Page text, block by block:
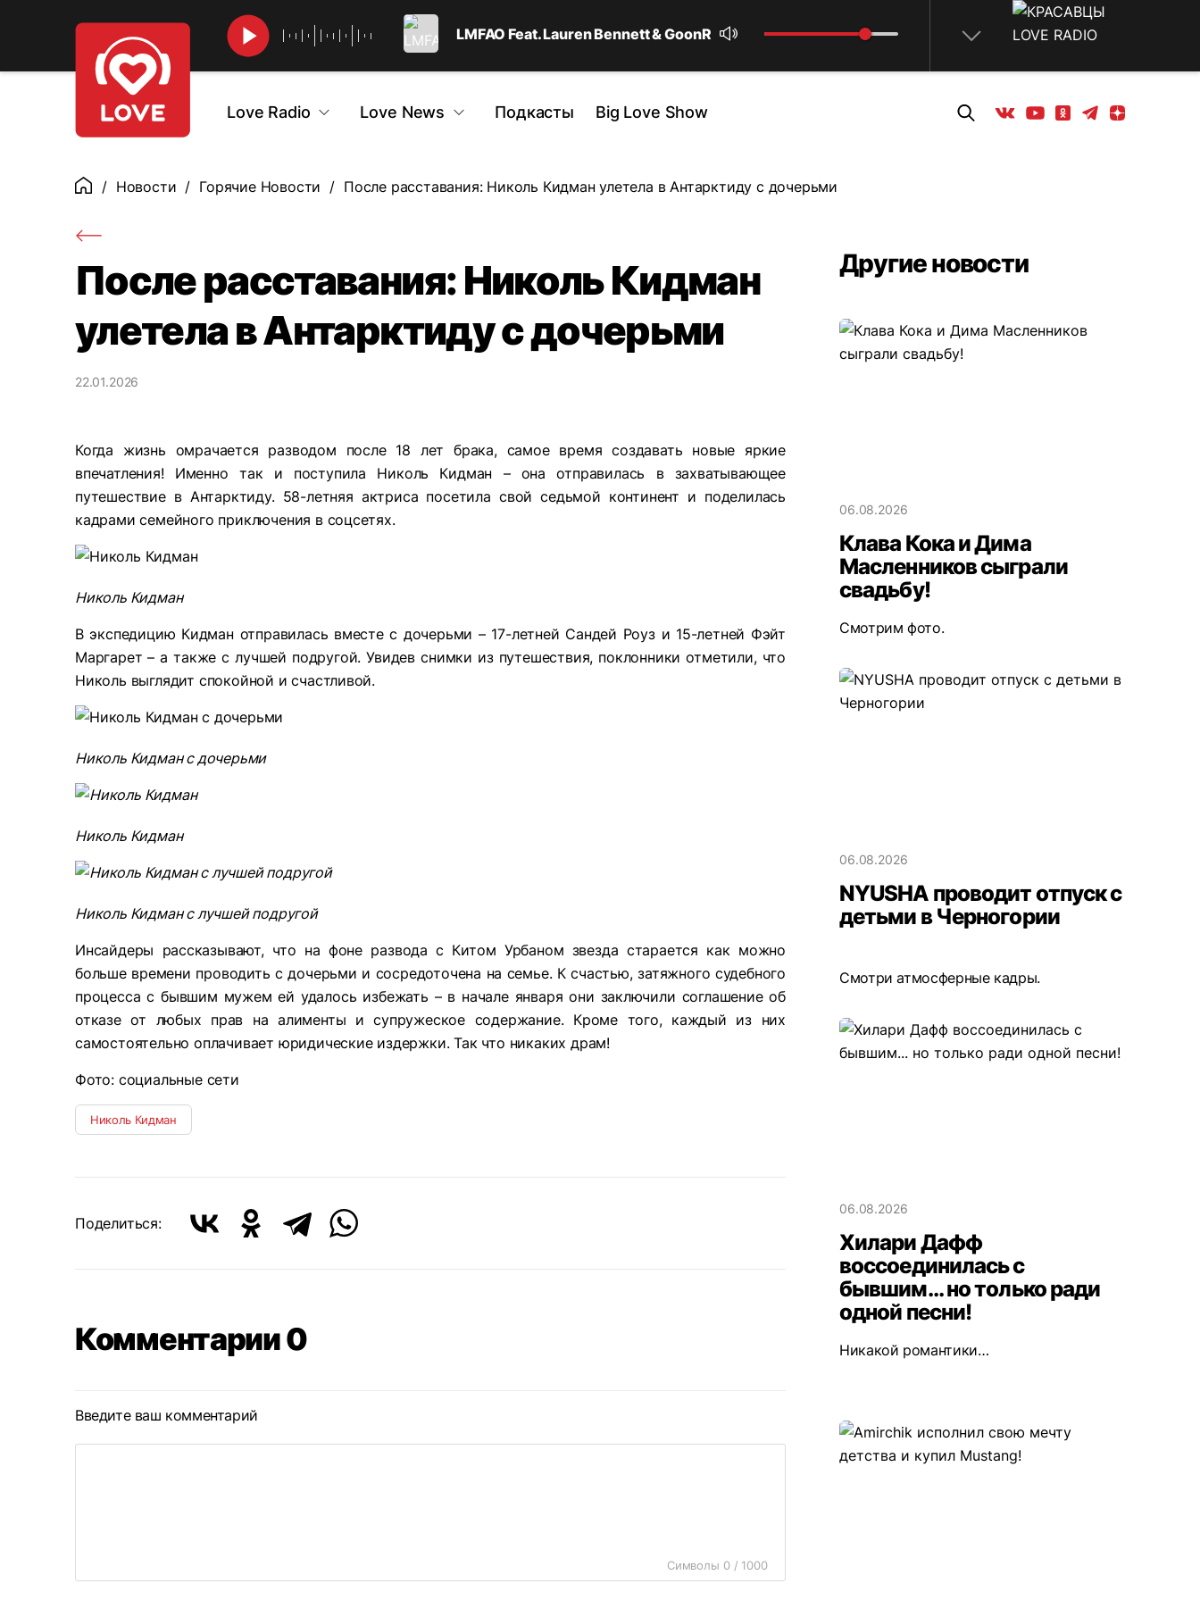
LMFAO Feat. Lauren Bennett & GoonRock Party Rock Anthem
Love Radio Love News Подкасты Big Love Show Вконтакте
YoutubeОдноклассники
ТелеграмЯндекс дзен
ГлавнаяНовости Горячие Новости После расставания: Николь Кидман улетела в Антарктиду с дочерьми
После расставания: Николь Кидман
улетела в Антарктиду с дочерьми
22.01.2026
Когда жизнь омрачается разводом после 18 лет брака, самое время создавать новые яркие
впечатления! Именно так и поступила Николь Кидман – она отправилась в захватывающее
путешествие в Антарктиду. 58-летняя актриса посетила свой седьмой континент и поделилась
кадрами семейного приключения в соцсетях.
Николь Кидман
В экспедицию Кидман отправилась вместе с дочерьми – 17-летней Сандей Роуз и 15-летней Фэйт
Маргарет – а также с лучшей подругой. Увидев снимки из путешествия, поклонники отметили, что
Николь выглядит спокойной и счастливой.
Николь Кидман с дочерьми
Николь Кидман
Николь Кидман с лучшей подругой
Инсайдеры рассказывают, что на фоне развода с Китом Урбаном звезда старается как можно
больше времени проводить с дочерьми и сосредоточена на семье. К счастью, затяжного судебного
процесса с бывшим мужем ей удалось избежать – в начале января они заключили соглашение об
отказе от любых прав на алименты и супружеское содержание. Кроме того, каждый из них
самостоятельно оплачивает юридические издержки. Так что никаких драм!
Фото: социальные сети
Николь Кидман
Поделиться:
Комментарии 0
Введите ваш комментарий
Символы 0 / 1000
Другие новости
06.08.2026
Клава Кока и Дима
Масленников сыграли
свадьбу!
Смотрим фото.
06.08.2026
NYUSHA проводит отпуск с
детьми в Черногории
Смотри атмосферные кадры.
06.08.2026
Хилари Дафф
воссоединилась с
бывшим... но только ради
одной песни!
Никакой романтики…